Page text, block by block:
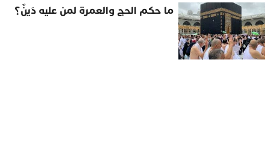
ما حكم الحج والعمرة لمن عليه دَينٌ؟